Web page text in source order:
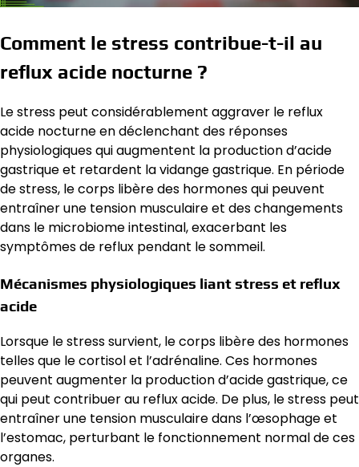
Comment le stress contribue-t-il au
reflux acide nocturne ?
Le stress peut considérablement aggraver le reflux
acide nocturne en déclenchant des réponses
physiologiques qui augmentent la production d’acide
gastrique et retardent la vidange gastrique. En période
de stress, le corps libère des hormones qui peuvent
entraîner une tension musculaire et des changements
dans le microbiome intestinal, exacerbant les
symptômes de reflux pendant le sommeil.
Mécanismes physiologiques liant stress et reflux
acide
Lorsque le stress survient, le corps libère des hormones
telles que le cortisol et l’adrénaline. Ces hormones
peuvent augmenter la production d’acide gastrique, ce
qui peut contribuer au reflux acide. De plus, le stress peut
entraîner une tension musculaire dans l’œsophage et
l’estomac, perturbant le fonctionnement normal de ces
organes.